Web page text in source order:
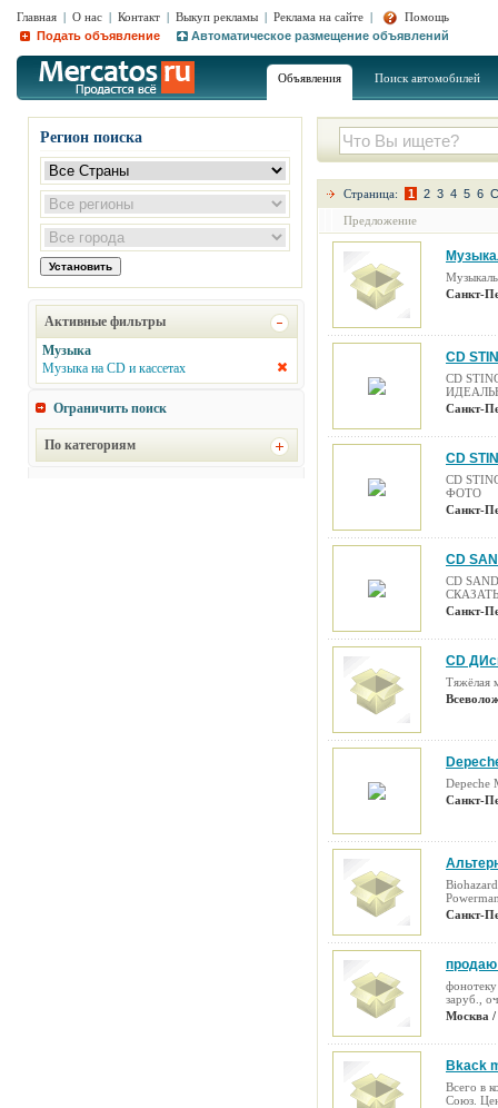
Главная | О нас | Контакт | Выкуп рекламы | Реклама на сайте |
Помощь
Подать объявление
Автоматическое размещение объявлений
Объявления Поиск автомобилей
Регион поиска
Активные фильтры
Музыка
Музыка на CD и кассетах
Ограничить поиск
По категориям
Страница: 1 2 3 4 5 6
Предложение
Санкт-
CD
CD
Санкт-
CD
CD
ФОТО
Санкт-
CD
CD
Санкт-
CD
Тяжёлая
Санкт-
Санкт-
продаю
заруб.,
Москва /
Bkack
Всего в
Союз.